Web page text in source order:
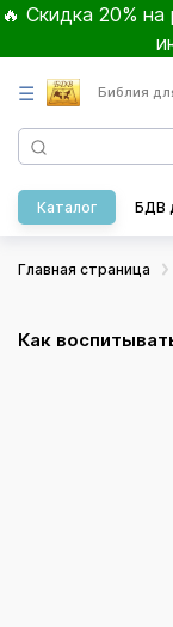
🔥 Скидка 20%
☰ Библия
Каталог БДВ
Главная страница
Как